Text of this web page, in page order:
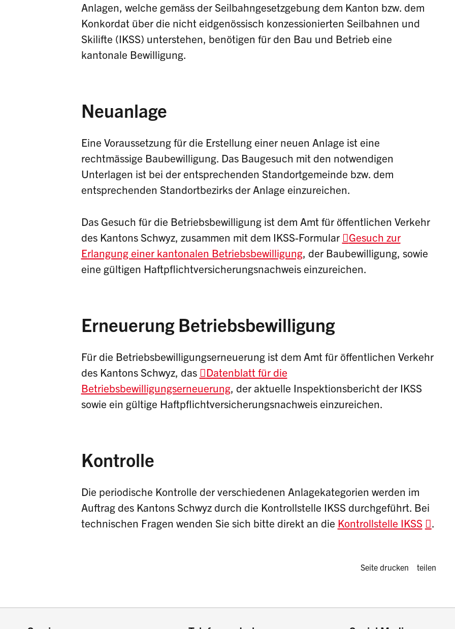
Anlagen, welche gemäss der Seilbahngesetzgebung dem Kanton bzw. dem
Konkordat über die nicht eidgenössisch konzessionierten Seilbahnen und
Skilifte (IKSS) unterstehen, benötigen für den Bau und Betrieb eine
kantonale Bewilligung.
Neuanlage
Eine Voraussetzung für die Erstellung einer neuen Anlage ist eine
rechtmässige Baubewilligung. Das Baugesuch mit den notwendigen
Unterlagen ist bei der entsprechenden Standortgemeinde bzw. dem
entsprechenden Standortbezirks der Anlage einzureichen.
Das Gesuch für die Betriebsbewilligung ist dem Amt für öffentlichen Verkehr
des Kantons Schwyz, zusammen mit dem IKSS-Formular
Gesuch zur
Erlangung einer kantonalen Betriebsbewilligung, der Baubewilligung, sowie
eine gültigen Haftpflichtversicherungsnachweis einzureichen.
Erneuerung Betriebsbewilligung
Für die Betriebsbewilligungserneuerung ist dem Amt für öffentlichen Verkehr
des Kantons Schwyz, das
Datenblatt für die
Betriebsbewilligungserneuerung, der aktuelle Inspektionsbericht der IKSS
sowie ein gültige Haftpflichtversicherungsnachweis einzureichen.
Kontrolle
Die periodische Kontrolle der verschiedenen Anlagekategorien werden im
Auftrag des Kantons Schwyz durch die Kontrollstelle IKSS durchgeführt. Bei
technischen Fragen wenden Sie sich bitte direkt an die Kontrollstelle IKSS .
Diese Seite
Seite drucken teilen